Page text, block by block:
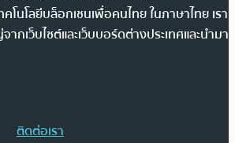
โนโลยีบล็อกเชนเพื่อคนไทย ในภาษาไทย เรา
กเว็บไซต์และเว็บบอร์ดต่างประเทศและนำมา
ติดต่อเรา